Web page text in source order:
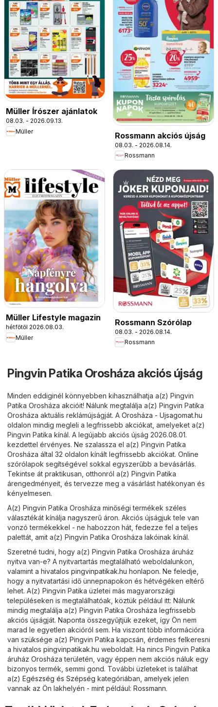
Müller Írószer ajánlatok
08.03. - 2026.09.13.
Müller
Rossmann akciós újság
08.03. - 2026.08.14.
Rossmann
Müller Lifestyle magazin
hétfőtől 2026.08.03.
Müller
Rossmann Szórólap
08.03. - 2026.08.14.
Rossmann
Pingvin Patika Orosháza akciós újság
Minden eddiginél könnyebben kihasználhatja a(z) Pingvin
Patika Orosháza akcióit! Nálunk megtalálja a(z) Pingvin Patika
Orosháza aktuális reklámújságját. A Orosháza - Ujsagomat.hu
oldalon mindig megleli a legfrissebb akciókat, amelyeket a(z)
Pingvin Patika kínál. A legújabb akciós újság 2026.08.01.
kezdettel érvényes. Ne szalassza el a(z) Pingvin Patika
Orosháza által 32 oldalon kínált legfrissebb akciókat. Online
szórólapok segítségével sokkal egyszerűbb a bevásárlás.
Tekintse át praktikusan, otthonról a(z) Pingvin Patika
árengedményeit, és tervezze meg a vásárlást hatékonyan és
kényelmesen.
A(z) Pingvin Patika Orosháza minőségi termékek széles
választékát kínálja nagyszerű áron. Akciós újságjuk tele van
vonzó termékekkel - ne habozzon hát, fedezze fel a teljes
palettát, amit a(z) Pingvin Patika Orosháza lakóinak kínál.
Szeretné tudni, hogy a(z) Pingvin Patika Orosháza áruház
nyitva van-e? A nyitvartartás megtalálható weboldalunkon,
valamint a hivatalos pingvinpatikak.hu honlapon. Ne feledje,
hogy a nyitvatartási idő ünnepnapokon és hétvégéken eltérő
lehet. A(z) Pingvin Patika üzletei más magyarországi
településeken is megtalálhatóak, köztük például itt: Nálunk
mindig megtalálja a(z) Pingvin Patika Orosháza legfrissebb
akciós újságját. Naponta összegyűjtjük ezeket, így Ön nem
marad le egyetlen akcióról sem. Ha viszont több információra
van szüksége a(z) Pingvin Patika kapcsán, érdemes felkeresni
a hivatalos pingvinpatikak.hu weboldalt. Ha nincs Pingvin Patika
áruház Orosháza területén, vagy éppen nem akciós náluk egy
bizonyos termék, semmi gond. További üzleteket is találhat
a(z) Egészség és Szépség kategóriában, amelyek jelen
vannak az Ön lakhelyén - mint például: Rossmann.